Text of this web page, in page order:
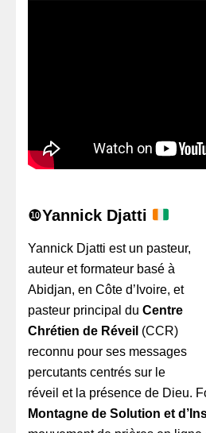
❿Yannick Djatti
Yannick Djatti est un pasteur,
auteur et formateur basé à
Abidjan, en Côte d’Ivoire, et
pasteur principal du Centre
Chrétien de Réveil (CCR)
reconnu pour ses messages
percutants centrés sur le
réveil et la présence de Dieu.
Montagne de Solution et